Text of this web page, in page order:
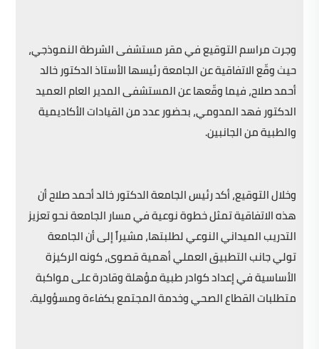
وجرت مراسم التوقيع في مقر مستشفى الشرطة النموذجي،
حيث وقّع الاتفاقية عن الجامعة رئيسها الأستاذ الدكتور خالد
أحمد صلاح، فيما وقّعها عن المستشفى المدير العام العميد
الدكتور فهد المدومي، بحضور عدد من القيادات الأكاديمية
والطبية من الجانبين.
وخلال التوقيع، أكد رئيس الجامعة الدكتور خالد أحمد صلاح أن
هذه الاتفاقية تمثل خطوة نوعية في مسار الجامعة نحو تعزيز
التدريب الميداني النوعي لطلبتها، مشيراً إلى أن الجامعة
تولي جانب التطبيق العملي أهمية قصوى، كونه الركيزة
الأساسية في إعداد كوادر طبية مؤهلة وقادرة على مواكبة
متطلبات القطاع الصحي وخدمة المجتمع بكفاءة ومسؤولية.